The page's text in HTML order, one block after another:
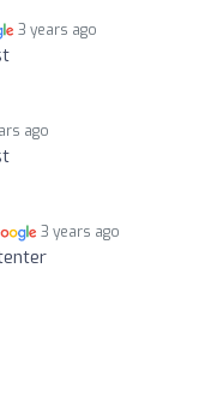
3 years ago
ago
3 years ago